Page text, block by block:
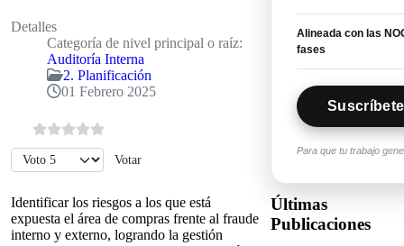
Detalles
Categoría de nivel principal o raíz:
Auditoría Interna
2. Planificación
01 Febrero 2025
Por favor, vote
Identificar los riesgos a los que está
expuesta el área de compras frente al fraude
interno y externo, logrando la gestión
Alineada con las
fases
Para que tu trabajo
Últimas
Publicaciones